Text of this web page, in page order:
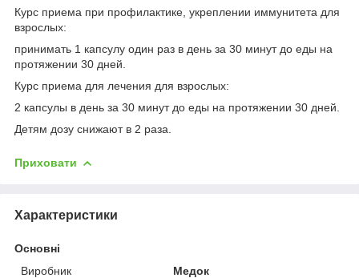
Курс приема при профилактике, укреплении иммунитета для
взрослых:
принимать 1 капсулу один раз в день за 30 минут до еды на
протяжении 30 дней.
Курс приема для лечения для взрослых:
2 капсулы в день за 30 минут до еды на протяжении 30 дней.
Детям дозу снижают в 2 раза.
Приховати
Характеристики
Основні
Виробник
Медок